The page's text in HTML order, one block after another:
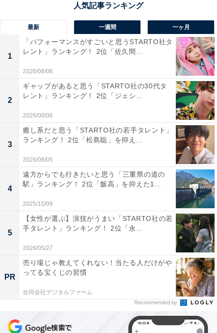
꒦꒷꒦꒷꒦꒷꒦
キャラクター紹介
꒷꒦꒷꒦꒷꒦꒷
?目玉おやじ
⬛️cv.#野沢雅子
＿＿＿＿＿＿＿＿＿＿＿＿＿＿＿
映画『#鬼太郎誕生ゲゲゲの謎』
pic.twitter.com/HbjOltkuCh
— 映画『鬼太郎誕生 ゲゲゲの謎』大ヒット公開中
(@kitaroanime50th)September 30, 2023
1位は、「目玉おやじ」でした。
眼球に体が付いた姿という、よく考えると怖いものかも
しれませんが、声のトーンや振る舞いからマスコットの
ように親しまれているようです。非常に博学で、妖怪に
対峙（たいじ）する際にはその知識で鬼太郎をサポート
しています。映画『鬼太郎誕生 ゲゲゲの謎』では、人間
のような体があった時の姿が描かれており、そのあまり
のイケメンぶりが人気に拍車をかけたようです。
最新 一週間 一ヶ月
1
「パフォーマンスがすごいと思うSTARTO社タ
レント」ランキング！ 2位「佐久間...
2026/08/06
2
ギャップがあると思う「STARTO社の30代タ
レント」ランキング！ 2位「ジェシ...
2026/08/06
3
癒し系だと思う「STARTO社の若手タレント」
ランキング！ 2位「松島聡」を抑え...
2026/08/05
4
遠方からでも行きたいと思う「三重県の道の
駅」ランキング！ 2位「飯高」を抑えた1...
2025/10/09
5
【女性が選ぶ】演技がうまい「STARTO社の若
手タレント」ランキング！ 2位「永...
2026/05/27
PR
売り場じゃ教えてくれない！当たる人だけがや
ってる宝くじの習慣
合同会社デジタルファーム
Recommended by